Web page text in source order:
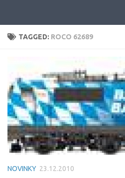
TAGGED: ROCO 62689
NOVINKY 23.12.2010